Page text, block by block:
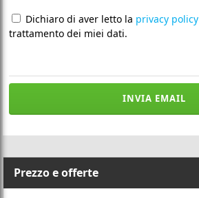
Dichiaro di aver letto la privacy policy
trattamento dei miei dati.
INVIA EMAIL
Prezzo e offerte